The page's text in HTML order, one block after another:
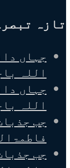
تازہ
جہاں
اللہ
جہاں
اللہ
جب
جب